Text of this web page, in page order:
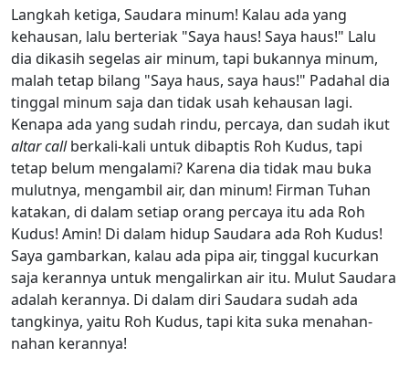
Langkah ketiga, Saudara minum! Kalau ada yang
kehausan, lalu berteriak "Saya haus! Saya haus!" Lalu
dia dikasih segelas air minum, tapi bukannya minum,
malah tetap bilang "Saya haus, saya haus!" Padahal dia
tinggal minum saja dan tidak usah kehausan lagi.
Kenapa ada yang sudah rindu, percaya, dan sudah ikut
altar callberkali-kali untuk dibaptis Roh Kudus, tapi
tetap belum mengalami? Karena dia tidak mau buka
mulutnya, mengambil air, dan minum! Firman Tuhan
katakan, di dalam setiap orang percaya itu ada Roh
Kudus! Amin! Di dalam hidup Saudara ada Roh Kudus!
Saya gambarkan, kalau ada pipa air, tinggal kucurkan
saja kerannya untuk mengalirkan air itu. Mulut Saudara
adalah kerannya. Di dalam diri Saudara sudah ada
tangkinya, yaitu Roh Kudus, tapi kita suka menahan-
nahan kerannya!